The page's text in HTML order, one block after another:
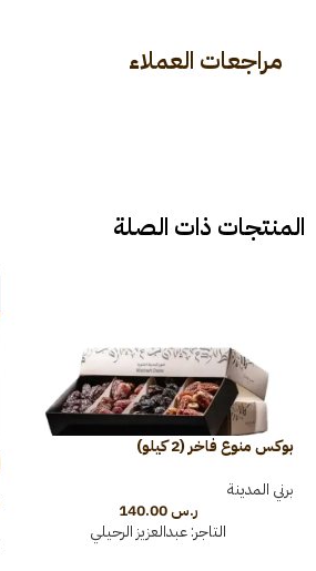
مراجعات العملاء
المنتجات ذات الصلة
بوكس منوع فاخر (2 كيلو)
برني المدينة
ر.س140.00
التاجر:عبدالعزيز الرحيلي